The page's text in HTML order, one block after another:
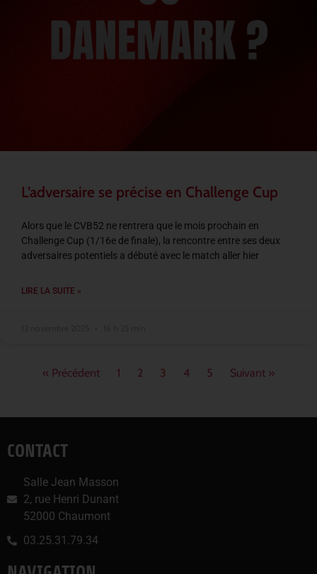
L’adversaire se précise en Challenge Cup
Alors que le CVB52 ne rentrera que le mois prochain en
Challenge Cup (1/16e de finale), la rencontre entre ses deux
adversaires potentiels a débuté avec le match aller hier
LIRE LA SUITE »
« Précédent 1 2 3 4 5 Suivant »
CONTACT
Salle Jean Masson
2, rue Henri Dunant
52000 Chaumont
03.25.31.79.34